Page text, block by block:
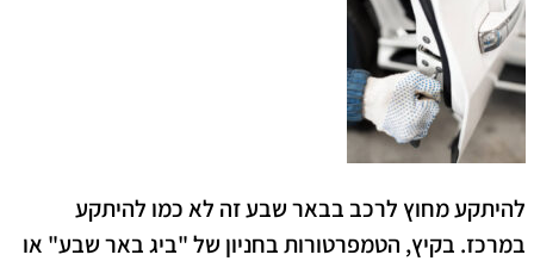
​להיתקע מחוץ לרכב בבאר שבע זה לא כמו להיתקע
במרכז. בקיץ, הטמפרטורות בחניון של "ביג באר שבע" או